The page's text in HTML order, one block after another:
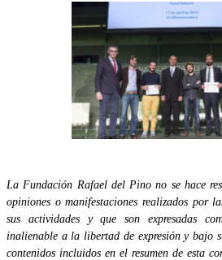
La Fundación Rafael del Pino no se hace
opiniones o manifestaciones realizados por
sus actividades y que son expresadas
inalienable a la libertad de expresión y bajo
contenidos incluidos en el resumen de esta